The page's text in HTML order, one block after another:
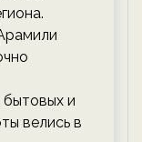
бытовых и
велись в